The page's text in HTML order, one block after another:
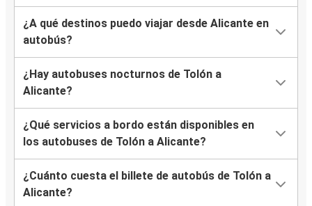
¿A qué destinos puedo viajar desde Alicante en
autobús?
¿Hay autobuses nocturnos de Tolón a
Alicante?
¿Qué servicios a bordo están disponibles en
los autobuses de Tolón a Alicante?
¿Cuánto cuesta el billete de autobús de Tolón a
Alicante?